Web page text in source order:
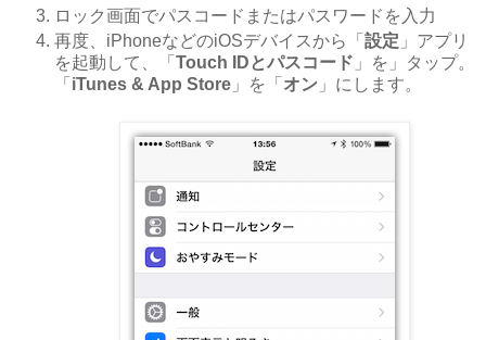
ロック画面でパスコードまたはパスワードを入力
再度、iPhoneなどのiOSデバイスから「 設定 」アプリ
を起動して、「 Touch IDとパスコード 」を」タップ。
「 iTunes & App Store 」を「 オン 」にします。